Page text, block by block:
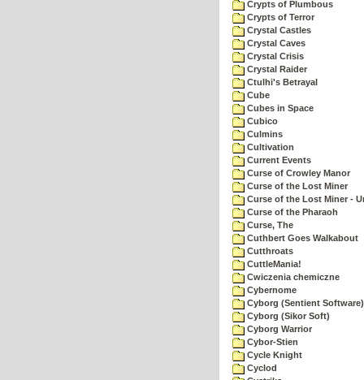
Crypts of Plumbous
Crypts of Terror
Crystal Castles
Crystal Caves
Crystal Crisis
Crystal Raider
Ctulhi's Betrayal
Cube
Cubes in Space
Cubico
Culmins
Cultivation
Current Events
Curse of Crowley Manor
Curse of the Lost Miner
Curse of the Lost Miner -
Curse of the Pharaoh
Curse, The
Cuthbert Goes Walkabout
Cutthroats
CuttleMania!
Cwiczenia chemiczne
Cybernome
Cyborg (Sentient Software)
Cyborg (Sikor Soft)
Cyborg Warrior
Cybor-Stien
Cycle Knight
Cyclod